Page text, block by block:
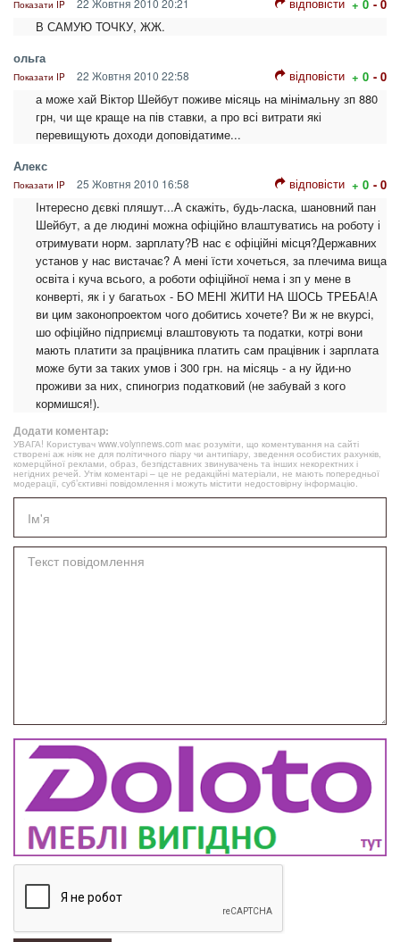
Показати IP 22 Жовтня 2010 20:21 відповісти + 0 - 0
В САМУЮ ТОЧКУ, ЖЖ.
ольга
Показати IP 22 Жовтня 2010 22:58 відповісти + 0 - 0
а може хай Віктор Шейбут поживе місяць на мінімальну зп 880
грн, чи ще краще на пів ставки, а про всі витрати які
перевищують доходи доповідатиме...
Алекс
Показати IP 25 Жовтня 2010 16:58 відповісти + 0 - 0
Інтересно дєвкі пляшут...А скажіть, будь-ласка, шановний пан
Шейбут, а де людині можна офіційно влаштуватись на роботу і
отримувати норм. зарплату?В нас є офіційні місця?Державних
установ у нас вистачає? А мені їсти хочеться, за плечима вища
освіта і куча всього, а роботи офіційної нема і зп у мене в
конверті, як і у багатьох - БО МЕНІ ЖИТИ НА ШОСЬ ТРЕБА!А
ви цим законопроектом чого добитись хочете? Ви ж не вкурсі,
шо офіційно підприємці влаштовують та податки, котрі вони
мають платити за працівника платить сам працівник і зарплата
може бути за таких умов і 300 грн. на місяць - а ну йди-но
проживи за них, спиногриз податковий (не забувай з кого
кормишся!).
Додати коментар:
УВАГА! Користувач www.volynnews.com має розуміти, що коментування на сайті
створені аж ніяк не для політичного піару чи антипіару, зведення особистих рахунків,
комерційної реклами, образ, безпідставних звинувачень та інших некоректних і
негідних речей. Утім коментарі – це не редакційні матеріали, не мають попередньої
модерації, суб’єктивні повідомлення і можуть містити недостовірну інформацію.